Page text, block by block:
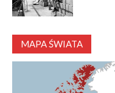
MAPA ŚWIATA